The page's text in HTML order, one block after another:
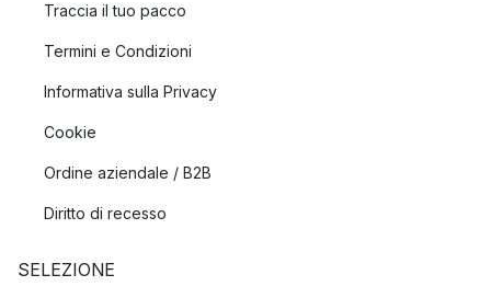
Traccia il tuo pacco
Termini e Condizioni
Informativa sulla Privacy
Cookie
Ordine aziendale / B2B
Diritto di recesso
SELEZIONE